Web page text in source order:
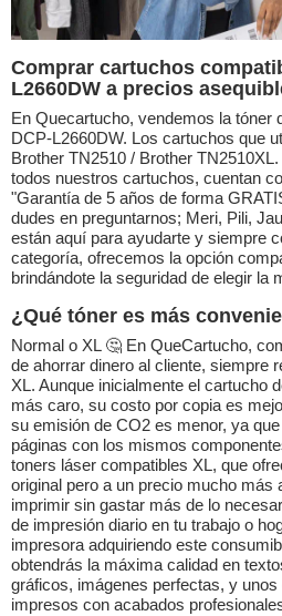
Comprar cartuchos
L2660DW a precios
En Quecartucho, vendemos la tóner
DCP-L2660DW. Los cartuchos que
Brother TN2510 / Brother
todos nuestros cartuchos, cuentan
"Garantía de 5 años de forma
dudes en preguntarnos; Meri, Pili,
están aquí para ayudarte y siempre
categoría, ofrecemos la opción
brindándote la seguridad de elegir la
¿Qué tóner es más
Normal o XL 🤔 En QueCartucho,
de ahorrar dinero al cliente, siempre
XL. Aunque inicialmente el cartucho
más caro, su costo por copia es
su emisión de CO2 es menor, ya
páginas con los mismos
toners láser compatibles XL, que
original pero a un precio mucho más
imprimir sin gastar más de lo
de impresión diario en tu trabajo o
impresora adquiriendo este
obtendrás la máxima calidad en
gráficos, imágenes perfectas, y
impresos con acabados